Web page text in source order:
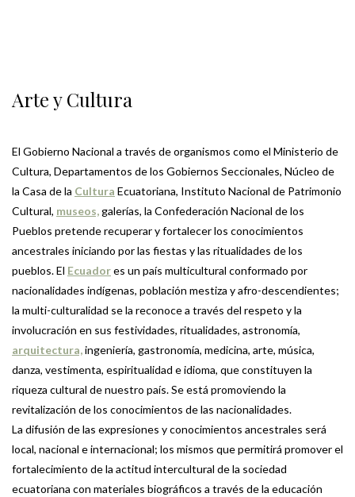
Arte y Cultura
El Gobierno Nacional a través de organismos como el Ministerio de
Cultura, Departamentos de los Gobiernos Seccionales, Núcleo de
la Casa de la Cultura Ecuatoriana, Instituto Nacional de Patrimonio
Cultural, museos,galerías, la Confederación Nacional de los
Pueblos pretende recuperar y fortalecer los conocimientos
ancestrales iniciando por las fiestas y las ritualidades de los
pueblos. El Ecuadores un país multicultural conformado por
nacionalidades indígenas, población mestiza y afro-descendientes;
la multi-culturalidad se la reconoce a través del respeto y la
involucración en sus festividades, ritualidades, astronomía,
arquitectura,ingeniería, gastronomía, medicina, arte, música,
danza, vestimenta, espiritualidad e idioma, que constituyen la
riqueza cultural de nuestro país. Se está promoviendo la
revitalización de los conocimientos de las nacionalidades.
La difusión de las expresiones y conocimientos ancestrales será
local, nacional e internacional; los mismos que permitirá promover el
fortalecimiento de la actitud intercultural de la sociedad
ecuatoriana con materiales biográficos a través de la educación